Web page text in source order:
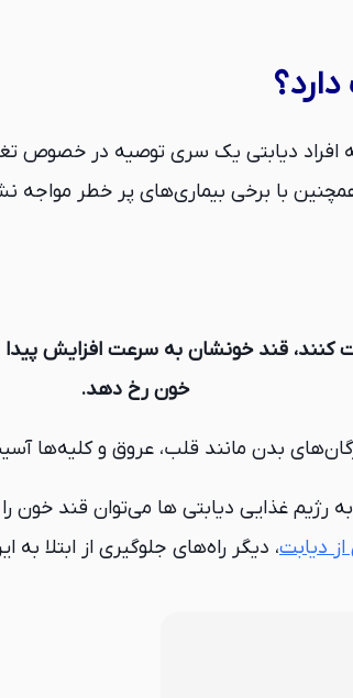
افراد دیابتی یک سری توصیه در خصوص
با برخی بیماری‌های پر خطر مواجه
کنند، قند خونشان به سرعت افزایش
خون رخ دهد.
بدن مانند قلب، عروق و کلیه‌ها
رژیم غذایی دیابتی ها می‌توان قند
دیابت، دیگر راه‌های جلوگیری از ابتلا به